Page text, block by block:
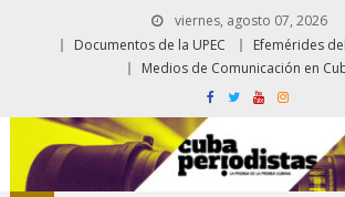
viernes, agosto 07, 2026
Documentos de la UPEC
Efemérides
Medios de Comunicación en